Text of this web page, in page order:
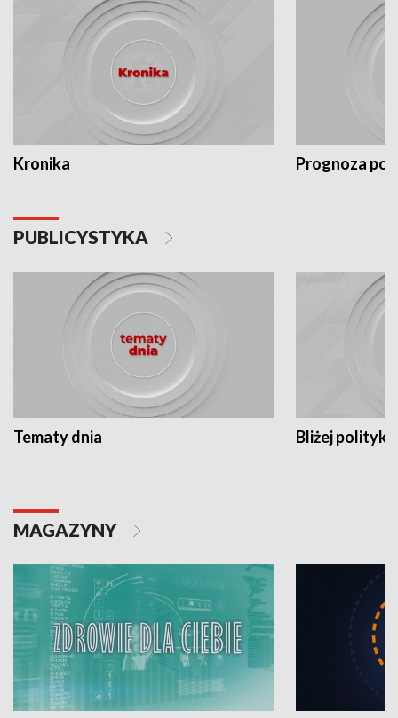
Kronika Prognoza
PUBLICYSTYKA
Tematy dnia Bliżej polityki
MAGAZYNY